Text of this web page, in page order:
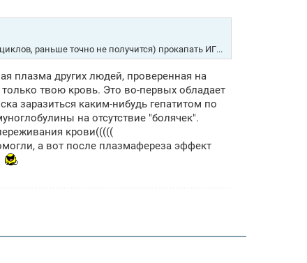
раньше точно не получится) прокапать ИГ...
плазма других людей, проверенная на
твою кровь. Это во-первых обладает
заразиться каким-нибудь гепатитом по
на отсутствие "болячек".
крови(((((
а вот после плазмафереза эффект